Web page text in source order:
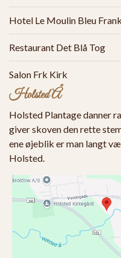
Hotel Le Moulin Bleu
Restaurant Det Blå Tog
Salon Frk Kirk
Holsted Å
Holsted Plantage danner
giver skoven den rette
ene øjeblik er man langt
Holsted.